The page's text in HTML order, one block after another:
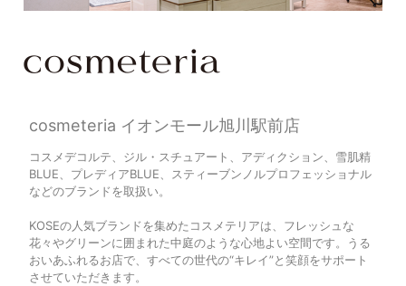
cosmeteria イオンモール旭川駅前店
コスメデコルテ、ジル・スチュアート、アディクション、雪肌精
BLUE、プレディアBLUE、スティーブンノルプロフェッショナル
などのブランドを取扱い。
KOSEの人気ブランドを集めたコスメテリアは、フレッシュな
花々やグリーンに囲まれた中庭のような心地よい空間です。うる
おいあふれるお店で、すべての世代の“キレイ”と笑顔をサポート
させていただきます。